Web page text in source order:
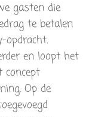
gasten die
te betalen
opdracht.
en loopt het
concept
Op de